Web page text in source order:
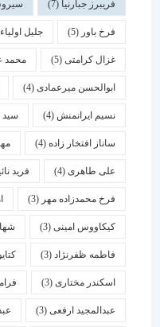
فریبرز جبارنیا(7) سیروس باور
فرخ باور(5) جلیل اولیاء(5)
غزال کرامتی(5) محمد علی
ابوالحسن میرعمادی(4) ثریا
نسیم ایرانمنش(4) سید حمید
ساناز افتخار زاده(4) مهرداد
علی طاهری(4) فرید نائینی(3)
فرخ محمدزاده مهر(3) امید
کیکاووس امینی(3) شهاب
فاطمه ظفرنژاد(3) کتایون تقی
اسكندر مختاری (3) فرامرز
عبدالمجید ارفعی(3) عبدالعزیز